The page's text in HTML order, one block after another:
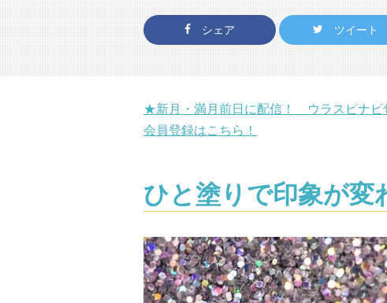
シェア ツイート
★新月・満月前日に配信！ ウラスピナビ
会員登録はこちら！
ひと塗りで印象が変